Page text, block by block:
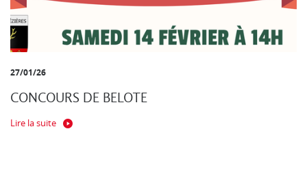
27/01/26
CONCOURS DE BELOTE
Lire la suite